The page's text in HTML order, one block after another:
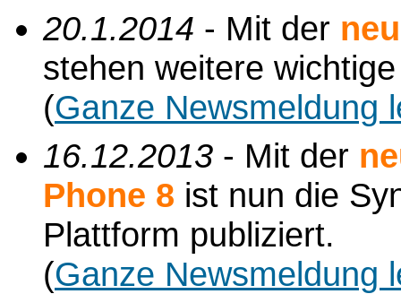
20.1.2014 - Mit der
stehen weitere
(Ganze Newsmeldung
16.12.2013 - Mit der
Phone 8 ist nun die
Plattform publiziert.
(Ganze Newsmeldung